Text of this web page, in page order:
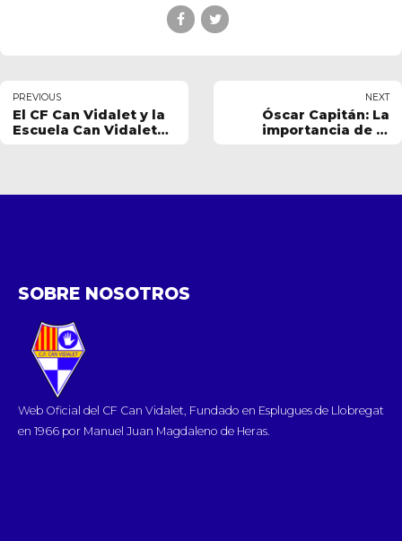
PREVIOUS
El CF Can Vidalet y la
Escuela Can Vidalet
NEXT
Óscar Capitán: La
importancia de la
SOBRE NOSOTROS
Web Oficial del CF Can Vidalet, Fundado en Esplugues de Llobregat
en 1966 por Manuel Juan Magdaleno de Heras.